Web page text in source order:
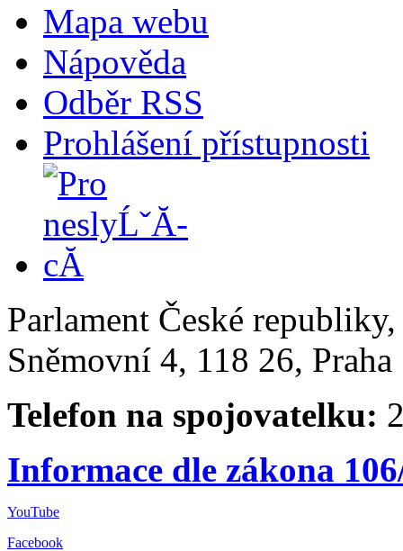
Mapa webu
Nápověda
Odběr RSS
Prohlášení přístupnosti
Parlament České
Sněmovní 4, 118 26,
Telefon na spojovatelku:
Informace dle zákona
YouTube
Facebook